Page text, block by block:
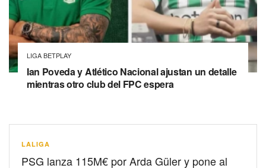
LIGA BETPLAY
Ian Poveda y Atlético Nacional ajustan un detalle
mientras otro club del FPC espera
LALIGA
PSG lanza 115M€ por Arda Güler y pone al